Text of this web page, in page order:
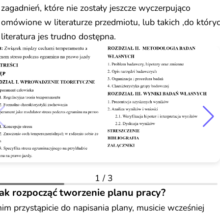
zagadnień, które nie zostały jeszcze wyczerpująco
omówione w literaturze przedmiotu, lub takich ,do
literatura jes trudno dostępna.
1 / 3
rozpocząć tworzenie planu pracy?
przystąpicie do napisania plany, musicie wcześniej